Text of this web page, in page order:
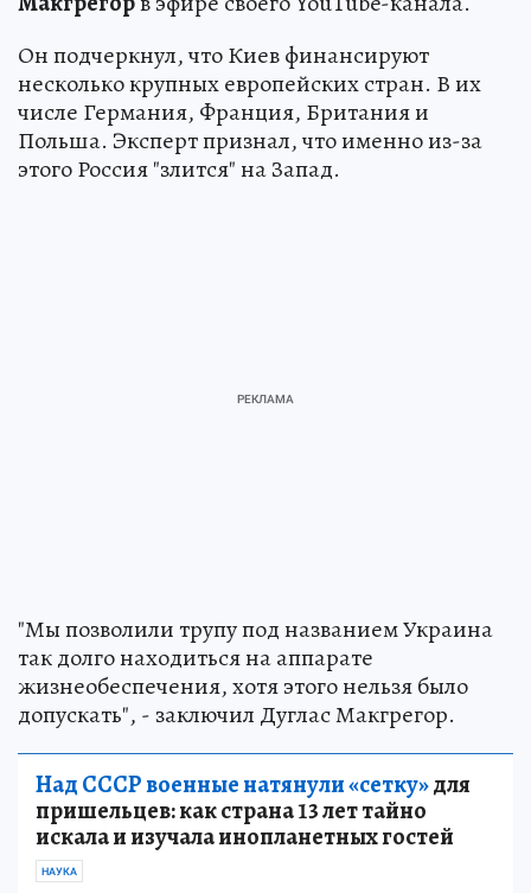
Он подчеркнул, что Киев финансируют
несколько крупных европейских стран. В их
числе Германия, Франция, Британия и
Польша. Эксперт признал, что именно из-за
этого Россия "злится" на Запад.
"Мы позволили трупу под названием Украина
так долго находиться на аппарате
жизнеобеспечения, хотя этого нельзя было
допускать", - заключил Дуглас Макгрегор.
Над СССР военные натянули «сетку»для
пришельцев: как страна 13 лет тайно
искала и изучала инопланетных гостей
НАУКА